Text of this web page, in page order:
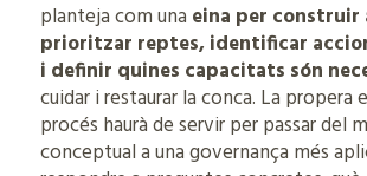
planteja com una eina per construir
prioritzar reptes, identificar
i definir quines capacitats són
cuidar i restaurar la conca. La propera
procés haurà de servir per passar del
conceptual a una governança més